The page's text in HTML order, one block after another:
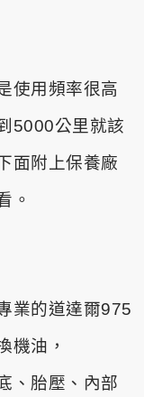
使用頻率很高
5000公里就該
面附上保養廠
。
業的道達爾975
機油，
、胎壓、內部